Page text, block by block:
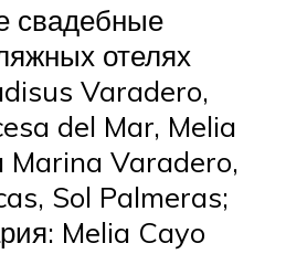
свадебные
отелях
Varadero,
del Mar, Melia
Marina Varadero,
Sol Palmeras;
Melia Cayo